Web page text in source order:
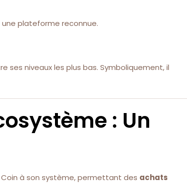
une plateforme reconnue.
ses niveaux les plus bas. Symboliquement, il
: Un
à son système, permettant des achats